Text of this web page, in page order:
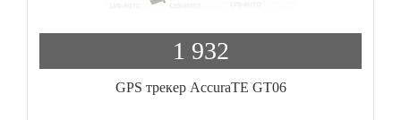
1 932
GPS трекер AccuraTE GT06